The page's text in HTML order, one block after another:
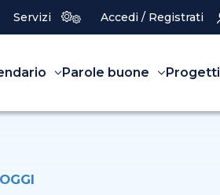
Servizi Accedi / Registrati
Parole buone Progetti